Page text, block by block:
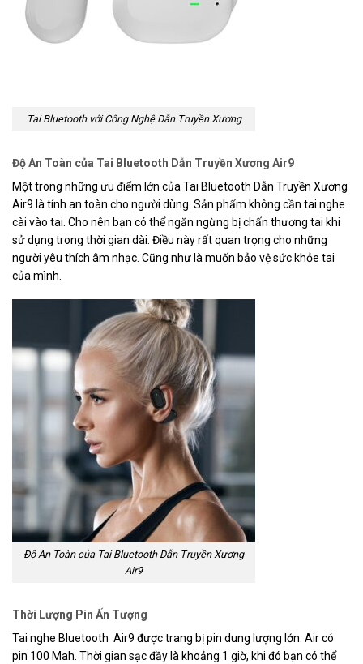
Tai Bluetooth với Công Nghệ Dẫn Truyền Xương
Độ An Toàn của Tai Bluetooth Dẫn Truyền Xương Air9
Một trong những ưu điểm lớn của Tai Bluetooth Dẫn Truyền Xương
Air9 là tính an toàn cho người dùng. Sản phẩm không cần tai nghe
cài vào tai. Cho nên bạn có thể ngăn ngừng bị chấn thương tai khi
sử dụng trong thời gian dài. Điều này rất quan trọng cho những
người yêu thích âm nhạc. Cũng như là muốn bảo vệ sức khỏe tai
của mình.
Độ An Toàn của Tai Bluetooth Dẫn Truyền Xương
Air9
Thời Lượng Pin Ấn Tượng
Tai nghe Bluetooth Air9 được trang bị pin dung lượng lớn. Air có
pin 100 Mah. Thời gian sạc đầy là khoảng 1 giờ, khi đó bạn có thể